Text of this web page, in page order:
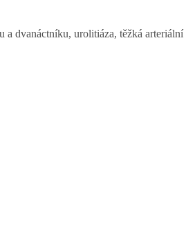
dvanáctníku, urolitiáza, těžká arteriální